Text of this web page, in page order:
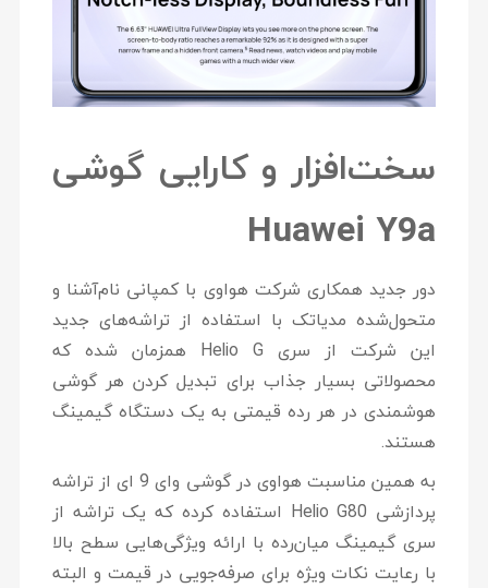
سخت‌افزار و کارایی گوشی
Huawei Y9a
دور جدید همکاری شرکت هواوی با کمپانی نام‌آشنا و
متحول‌شده مدیاتک با استفاده از تراشه‌های جدید
این شرکت از سری Helio G همزمان شده که
محصولاتی بسیار جذاب برای تبدیل کردن هر گوشی
هوشمندی در هر رده قیمتی به یک دستگاه گیمینگ
هستند.
به همین مناسبت هواوی در گوشی وای 9 ای از تراشه‌
پردازشی Helio G80 استفاده کرده که یک تراشه از
سری گیمینگ میان‌رده با ارائه ویژگی‌هایی سطح بالا
با رعایت نکات ویژه برای صرفه‌جویی در قیمت و البته